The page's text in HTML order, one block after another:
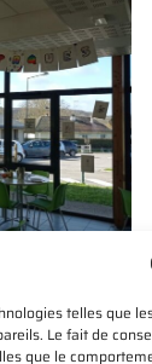
telles que
Le fait de
que le